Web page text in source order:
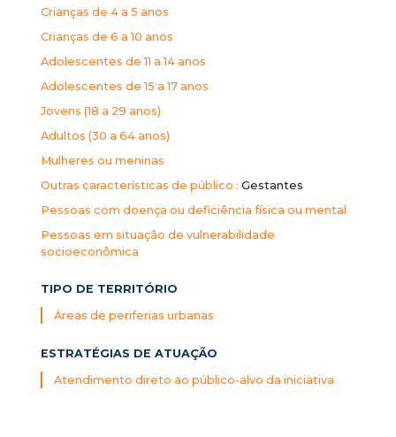
Crianças de 4 a 5 anos
Crianças de 6 a 10 anos
Adolescentes de 11 a 14 anos
Adolescentes de 15 a 17 anos
Jovens (18 a 29 anos)
Adultos (30 a 64 anos)
Mulheres ou meninas
Outras características de público : Gestantes
Pessoas com doença ou deficiência física ou mental
Pessoas em situação de vulnerabilidade
socioeconômica
TIPO DE TERRITÓRIO
Áreas de periferias urbanas
ESTRATÉGIAS DE ATUAÇÃO
Atendimento direto ao público-alvo da iniciativa